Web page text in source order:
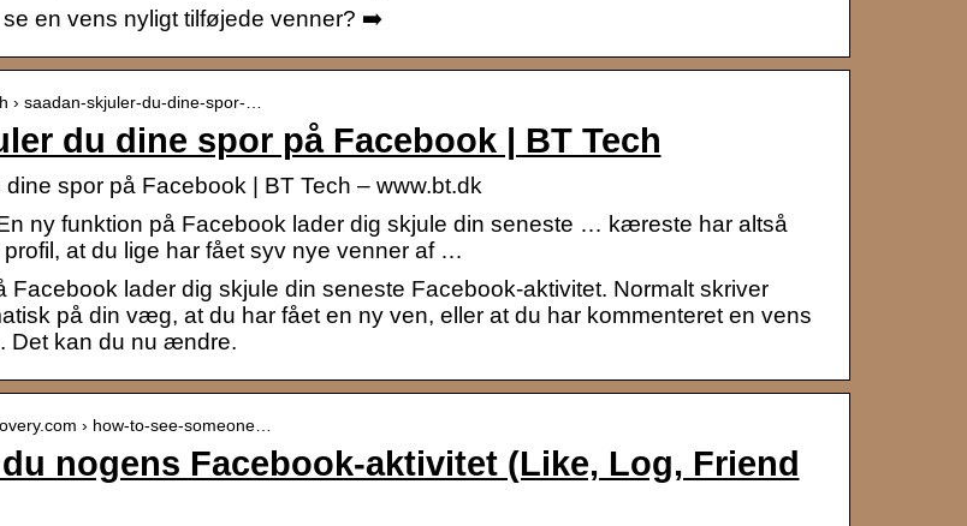
en vens nyligt tilføjede venner? ➡️
› saadan-skjuler-du-dine-spor-…
du dine spor på Facebook | BT Tech
spor på Facebook | BT Tech – www.bt.dk
ny funktion på Facebook lader dig skjule din seneste … kæreste har altså
at du lige har fået syv nye venner af …
Facebook lader dig skjule din seneste Facebook-aktivitet. Normalt skriver
på din væg, at du har fået en ny ven, eller at du har kommenteret en vens
Det kan du nu ændre.
› how-to-see-someone…
nogens Facebook-aktivitet (Like, Log, Friend